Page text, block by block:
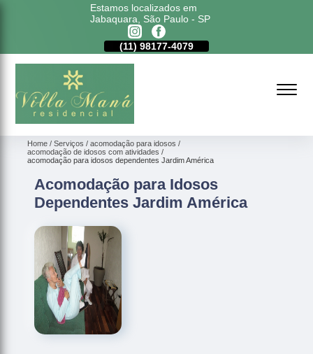
Estamos localizados em
Jabaquara, São Paulo - SP
(11) 98177-4079
Home Serviços
acomodação para idosos
acomodação de idosos com atividades
acomodação para idosos dependentes Jardim América
Acomodação para Idosos
Dependentes Jardim América